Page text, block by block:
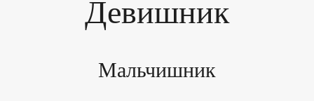
Девишник
Мальчишник